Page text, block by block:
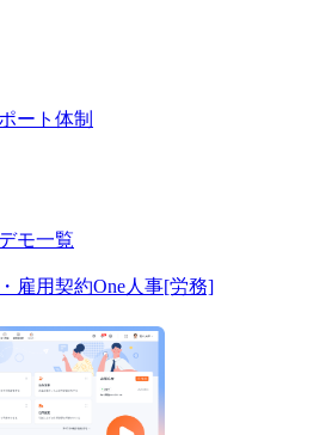
ート体制
モ一覧
雇用契約One人事[労務]